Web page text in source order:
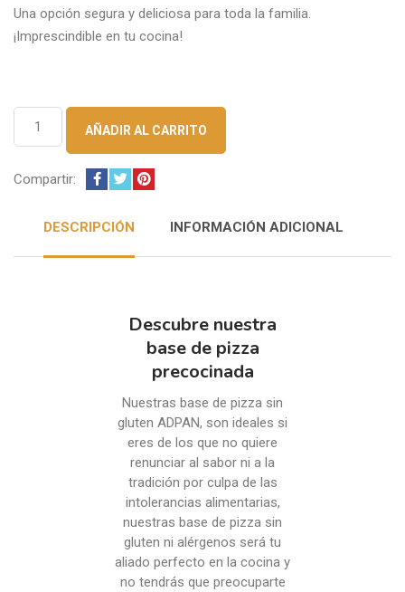
Una opción segura y deliciosa para toda la familia.
¡Imprescindible en tu cocina!
sin
ADPAN
cantidad
AÑADIR AL CARRITO
Compartir:
DESCRIPCIÓN INFORMACIÓN ADICIONAL
Descubre nuestra
base de pizza
precocinada
Nuestras base de pizza sin
gluten ADPAN, son ideales si
eres de los que no quiere
renunciar al sabor ni a la
tradición por culpa de las
intolerancias alimentarias,
nuestras base de pizza sin
gluten ni alérgenos será tu
aliado perfecto en la cocina y
no tendrás que preocuparte